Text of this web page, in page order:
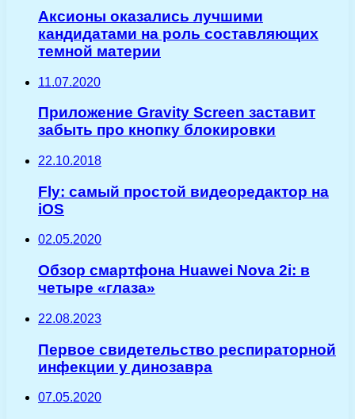
Аксионы оказались лучшими
кандидатами на роль составляющих
темной материи
11.07.2020
Приложение Gravity Screen заставит
забыть про кнопку блокировки
22.10.2018
Fly: самый простой видеоредактор на
iOS
02.05.2020
Обзор смартфона Huawei Nova 2i: в
четыре «глаза»
22.08.2023
Первое свидетельство респираторной
инфекции у динозавра
07.05.2020